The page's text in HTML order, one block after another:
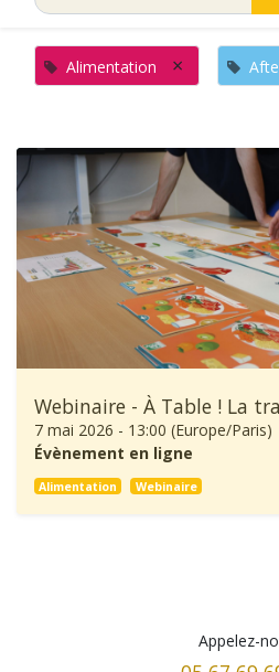
Alimentation ×
7 mai 2026 - 13:00 (Europe/Paris)
Évènement en ligne
Alimentation Webinaire
Appelez-